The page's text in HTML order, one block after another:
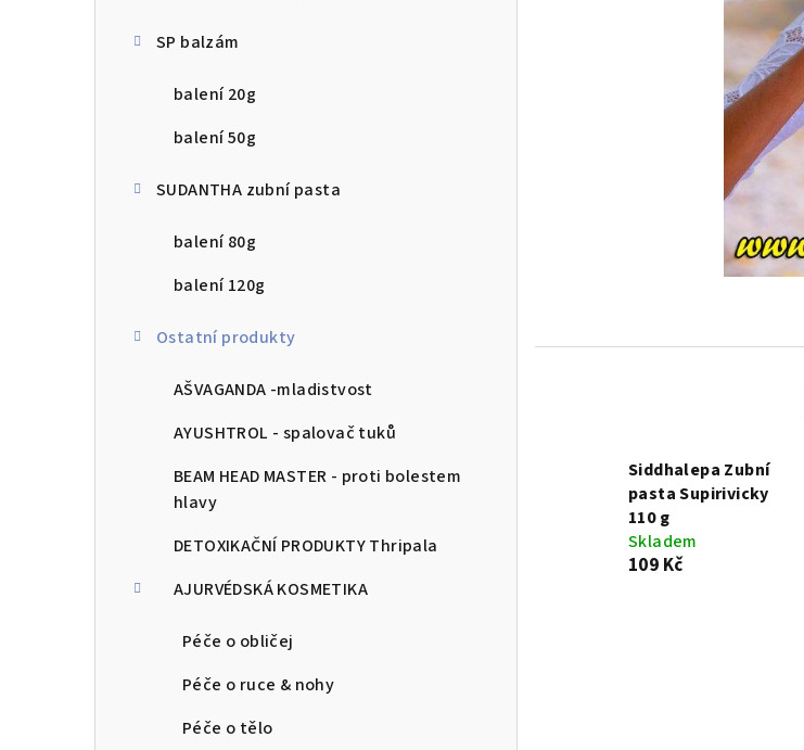
SP balzám
balení 20g
balení 50g
SUDANTHA zubní pasta
balení 80g
balení 120g
Ostatní produkty
AŠVAGANDA -mladistvost
AYUSHTROL - spalovač tuků
BEAM HEAD MASTER - proti bolestem
hlavy
DETOXIKAČNÍ PRODUKTY Thripala
AJURVÉDSKÁ KOSMETIKA
Péče o obličej
Péče o ruce & nohy
Péče o tělo
Siddhalepa Zubní
pasta Supirivicky
110 g
Skladem
109 Kč